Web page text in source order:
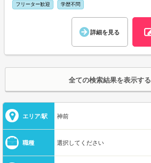
フリーター歓迎 学歴不問
詳細を見る
全ての検索結果を表示する
エリア/駅 神前
職種 選択してください